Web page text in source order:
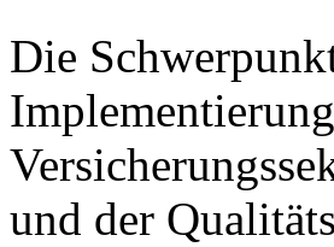
Die
und der